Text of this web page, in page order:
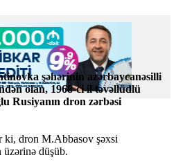
şəhərinin azərbaycanəsilli
olan, 1968-ci il təvəllüdlü
Rusiyanın dron zərbəsi
dron M.Abbasov şəxsi
düşüb.